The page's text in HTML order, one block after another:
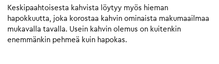
Keskipaahtoisesta kahvista löytyy myös hieman
hapokkuutta, joka korostaa kahvin ominaista makumaailmaa
mukavalla tavalla. Usein kahvin olemus on kuitenkin
enemmänkin pehmeä kuin hapokas.